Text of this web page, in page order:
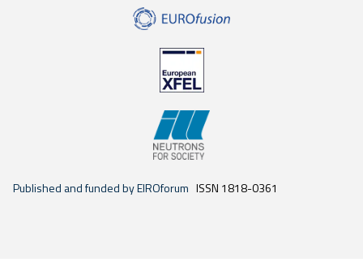
Published and funded by EIROforum ISSN 1818-0361